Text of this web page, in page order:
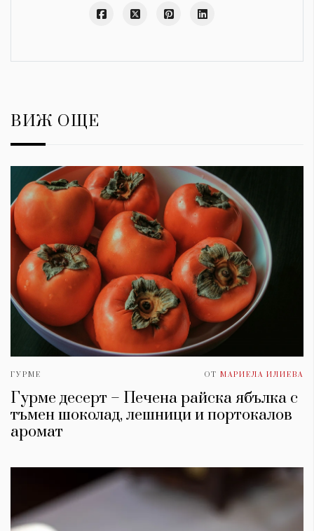
ВИЖ ОЩЕ
ГУРМЕ ОТ МАРИЕЛА ИЛИЕВА
Гурме десерт – Печена райска ябълка с
тъмен шоколад, лешници и портокалов
аромат